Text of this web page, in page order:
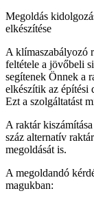
Megoldás
elkészítése
A klímaszabályozó
feltétele a jövőbeli
segítenek Önnek a
elkészítik az építési
Ezt a szolgáltatást
A raktár
száz alternatív
megoldását is.
A megoldandó
magukban: